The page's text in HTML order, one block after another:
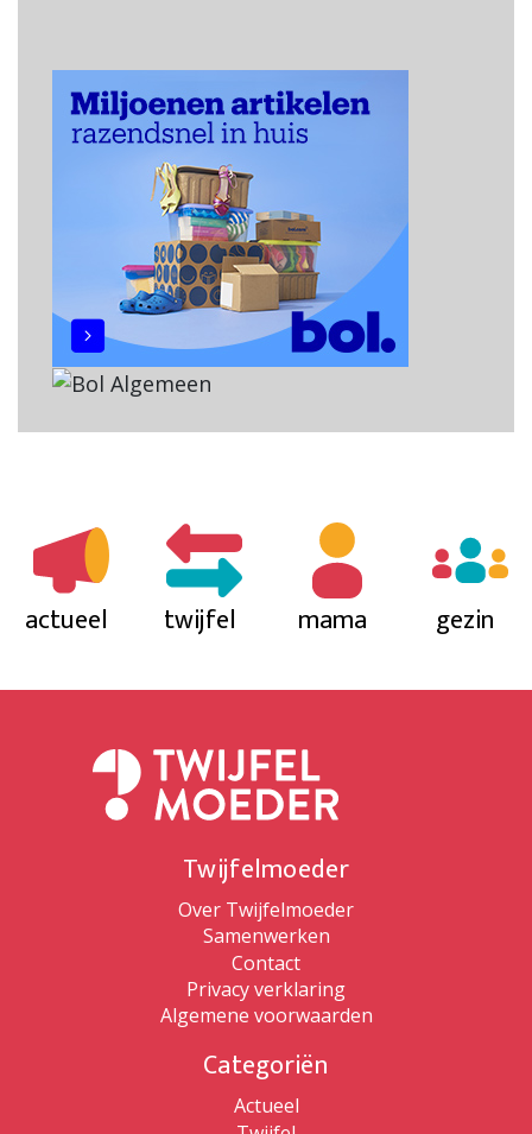
actueel twijfel mama gezin
Twijfelmoeder
Over Twijfelmoeder
Samenwerken
Contact
Privacy verklaring
Algemene voorwaarden
Categoriën
Actueel